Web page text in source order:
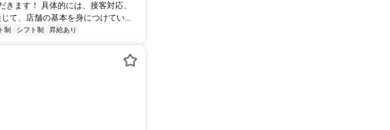
ます！ 具体的には、接客対応、
て、店舗の基本を身につけてい...
制 シフト制 昇給あり